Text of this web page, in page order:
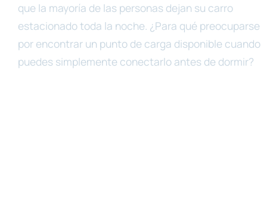
que la mayoría de las personas dejan su carro
estacionado toda la noche. ¿Para qué preocuparse
por encontrar un punto de carga disponible cuando
puedes simplemente conectarlo antes de dormir?